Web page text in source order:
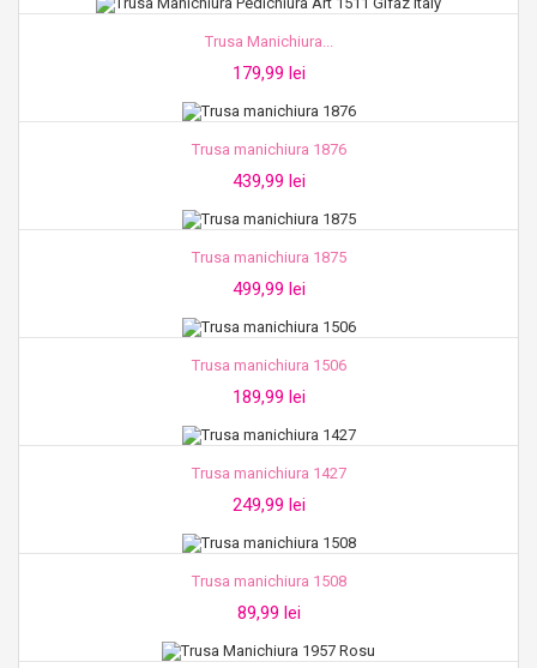
Trusa Manichiura...
179,99 lei
Trusa manichiura 1876
439,99 lei
Trusa manichiura 1875
499,99 lei
Trusa manichiura 1506
189,99 lei
Trusa manichiura 1427
249,99 lei
Trusa manichiura 1508
89,99 lei